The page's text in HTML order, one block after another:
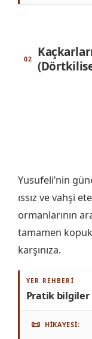
Yusufeli’nin
ıssız ve vahşi
ormanlarının
tamamen
karşınıza.
YER REHBERI
Pratik bilgiler
📜 HIKAYESI